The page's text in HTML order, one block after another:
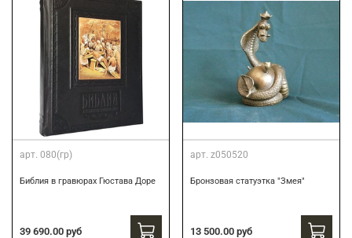
арт. 080(гр)
Библия в гравюрах Гюстава Доре
39 690.00 руб
арт. z050520
Бронзовая статуэтка "Змея"
13 500.00 руб